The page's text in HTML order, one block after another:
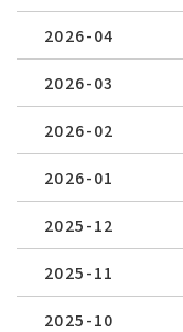
2026-04
2026-03
2026-02
2026-01
2025-12
2025-11
2025-10